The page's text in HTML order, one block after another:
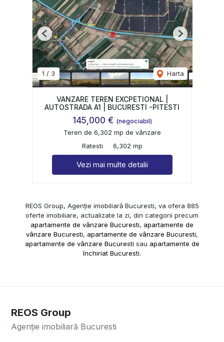
1 / 3 Harta
Previous Next
VANZARE TEREN EXCPETIONAL |
AUTOSTRADA A1 | BUCURESTI -PITESTI
145,000 € (negociabil)
Teren de 6,302 mp de vânzare
Ratesti
6,302 mp
Vezi mai multe detalii
REOS Group, Agenție imobiliară Bucuresti, va ofera 885
oferte imobiliare, actualizate la zi, din categorii precum
apartamente de vânzare Bucuresti, apartamente de
vânzare Bucuresti, apartamente de vânzare Bucuresti,
apartamente de vânzare Bucuresti sau apartamente de
închiriat Bucuresti.
REOS Group
Agenție imobiliară Bucuresti